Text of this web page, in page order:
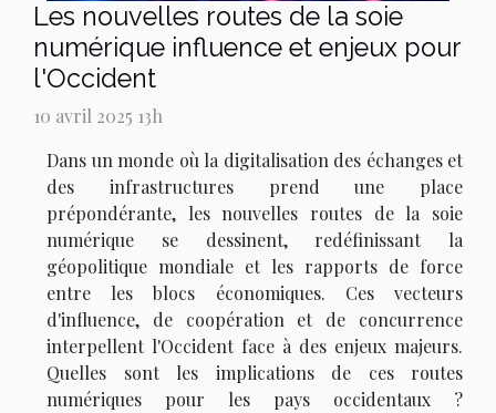
Les nouvelles routes de la soie
numérique influence et enjeux pour
l'Occident
10 avril 2025 13h
Dans un monde où la digitalisation des échanges et
des infrastructures prend une place
prépondérante, les nouvelles routes de la soie
numérique se dessinent, redéfinissant la
géopolitique mondiale et les rapports de force
entre les blocs économiques. Ces vecteurs
d'influence, de coopération et de concurrence
interpellent l'Occident face à des enjeux majeurs.
Quelles sont les implications de ces routes
numériques pour les pays occidentaux ?